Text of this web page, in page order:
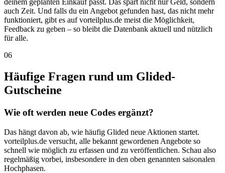
deinem geplanten Einkauf passt. Das spart nicht nur Geld, sondern
auch Zeit. Und falls du ein Angebot gefunden hast, das nicht mehr
funktioniert, gibt es auf vorteilplus.de meist die Möglichkeit,
Feedback zu geben – so bleibt die Datenbank aktuell und nützlich
für alle.
06
Häufige Fragen rund um Glided-
Gutscheine
Wie oft werden neue Codes ergänzt?
Das hängt davon ab, wie häufig Glided neue Aktionen startet.
vorteilplus.de versucht, alle bekannt gewordenen Angebote so
schnell wie möglich zu erfassen und zu veröffentlichen. Schau also
regelmäßig vorbei, insbesondere in den oben genannten saisonalen
Hochphasen.